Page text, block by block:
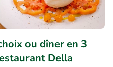
ou dîner en 3
Della